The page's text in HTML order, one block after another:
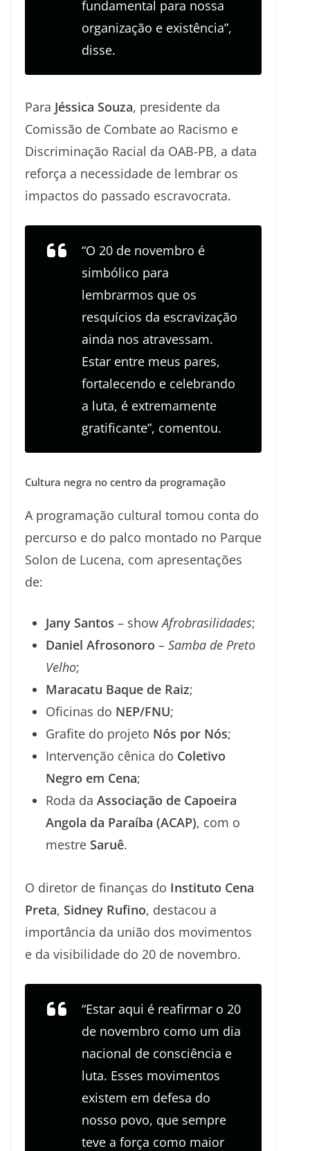
fundamental para nossa
organização e existência”,
disse.
Para Jéssica Souza, presidente da
Comissão de Combate ao Racismo e
Discriminação Racial da OAB-PB, a data
reforça a necessidade de lembrar os
impactos do passado escravocrata.
“O 20 de novembro é
simbólico para
lembrarmos que os
resquícios da escravização
ainda nos atravessam.
Estar entre meus pares,
fortalecendo e celebrando
a luta, é extremamente
gratificante”, comentou.
Cultura negra no centro da programação
A programação cultural tomou conta do
percurso e do palco montado no Parque
Solon de Lucena, com apresentações
de:
Jany Santos – showAfrobrasilidades;
Daniel Afrosonoro – Samba de Preto
Velho;
Maracatu Baque de Raiz;
Oficinas do NEP/FNU;
Grafite do projeto Nós por Nós;
Intervenção cênica do Coletivo
Negro em Cena;
Roda da Associação de Capoeira
Angola da Paraíba (ACAP), com o
mestre Saruê.
O diretor de finanças do Instituto Cena
Preta, Sidney Rufino, destacou a
importância da união dos movimentos
e da visibilidade do 20 de novembro.
“Estar aqui é reafirmar o 20
de novembro como um dia
nacional de consciência e
luta. Esses movimentos
existem em defesa do
nosso povo, que sempre
teve a força como maior